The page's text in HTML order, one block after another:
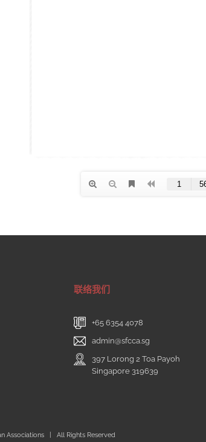
联络我们
+65 6354 4078
admin@sfcca.sg
397 Lorong 2 Toa Payoh
Singapore 319639
Associations | All Rights Reserved